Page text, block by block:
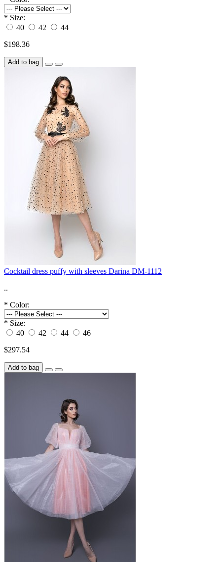
* Size:
40
42
44
$198.36
Add to bag
Cocktail dress puffy with sleeves Darina DM-1112
..
* Color:
* Size:
40
42 44
46
$297.54
Add to bag